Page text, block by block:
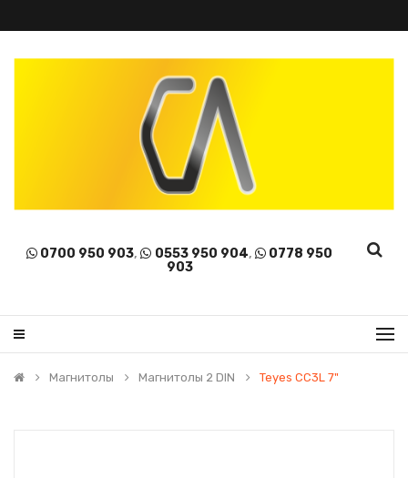
0700 950 903, 0553 950 904,
0778 950
903
Магнитолы Магнитолы 2 DIN Teyes CC3L 7"